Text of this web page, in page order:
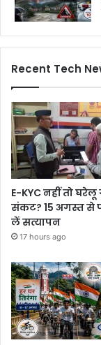
Recent Tech
E-KYC नहीं तो
संकट? 15 अगस्त से
लें सत्यापन
17 hours ago